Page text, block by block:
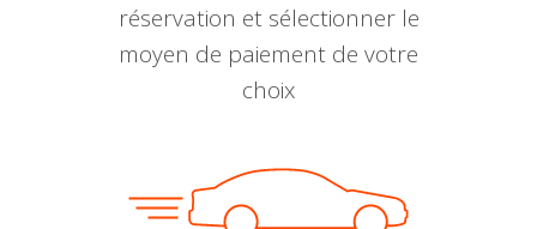
réservation et sélectionner le
moyen de paiement de votre
choix